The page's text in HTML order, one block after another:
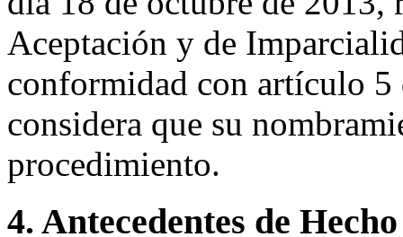
Aceptación y de
conformidad con artículo
considera que su
procedimiento.
4. Antecedentes de Hecho